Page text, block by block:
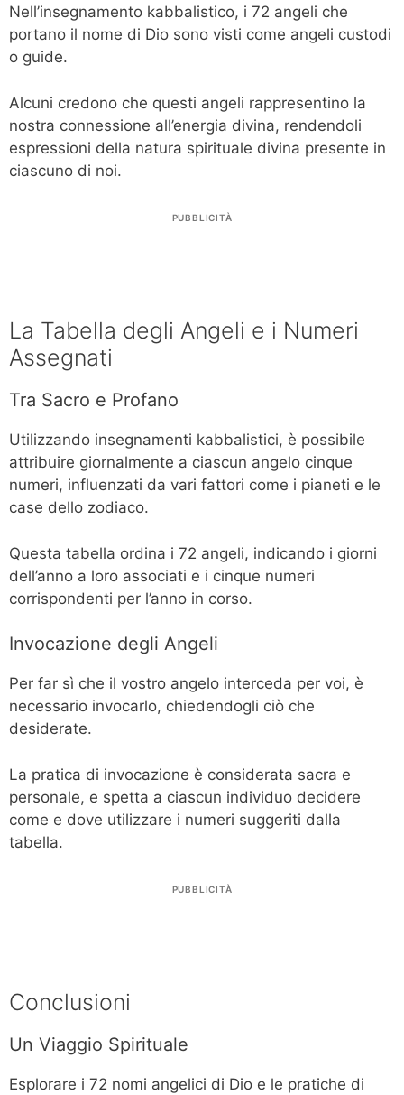
Nell’insegnamento kabbalistico, i 72 angeli che
portano il nome di Dio sono visti come angeli custodi
o guide.
Alcuni credono che questi angeli rappresentino la
nostra connessione all’energia divina, rendendoli
espressioni della natura spirituale divina presente in
ciascuno di noi.
PUBBLICITÀ
La Tabella degli Angeli e i Numeri
Assegnati
Tra Sacro e Profano
Utilizzando insegnamenti kabbalistici, è possibile
attribuire giornalmente a ciascun angelo cinque
numeri, influenzati da vari fattori come i pianeti e le
case dello zodiaco.
Questa tabella ordina i 72 angeli, indicando i giorni
dell’anno a loro associati e i cinque numeri
corrispondenti per l’anno in corso.
Invocazione degli Angeli
Per far sì che il vostro angelo interceda per voi, è
necessario invocarlo, chiedendogli ciò che
desiderate.
La pratica di invocazione è considerata sacra e
personale, e spetta a ciascun individuo decidere
come e dove utilizzare i numeri suggeriti dalla
tabella.
PUBBLICITÀ
Conclusioni
Un Viaggio Spirituale
Esplorare i 72 nomi angelici di Dio e le pratiche di